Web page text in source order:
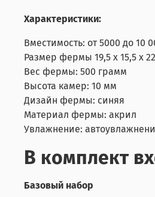
Характеристики:
Вместимость: от 5000 до 10
Размер фермы 19,5 х 15,5 х
Вес фермы: 500 грамм
Высота камер: 10 мм
Дизайн фермы: синяя
Материал фермы: акрил
Увлажнение:
В комплект
Базовый набор